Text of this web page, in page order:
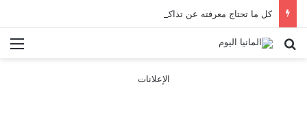
كل ما تحتاج معرفته عن تذاكر ووسائل النقل في باريس 2025
بحث عن
الإعلانات